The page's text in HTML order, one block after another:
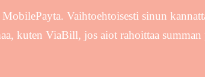
Vaihtoehtoisesti sinun
kuten ViaBill, jos aiot rahoittaa summan